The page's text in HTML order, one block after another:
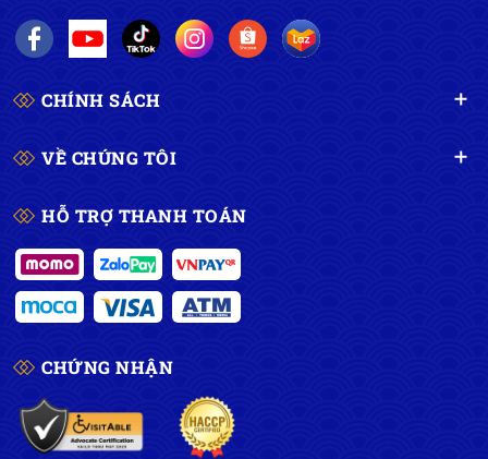
CHÍNH SÁCH
VỀ CHÚNG TÔI
HỖ TRỢ THANH TOÁN
CHỨNG NHẬN